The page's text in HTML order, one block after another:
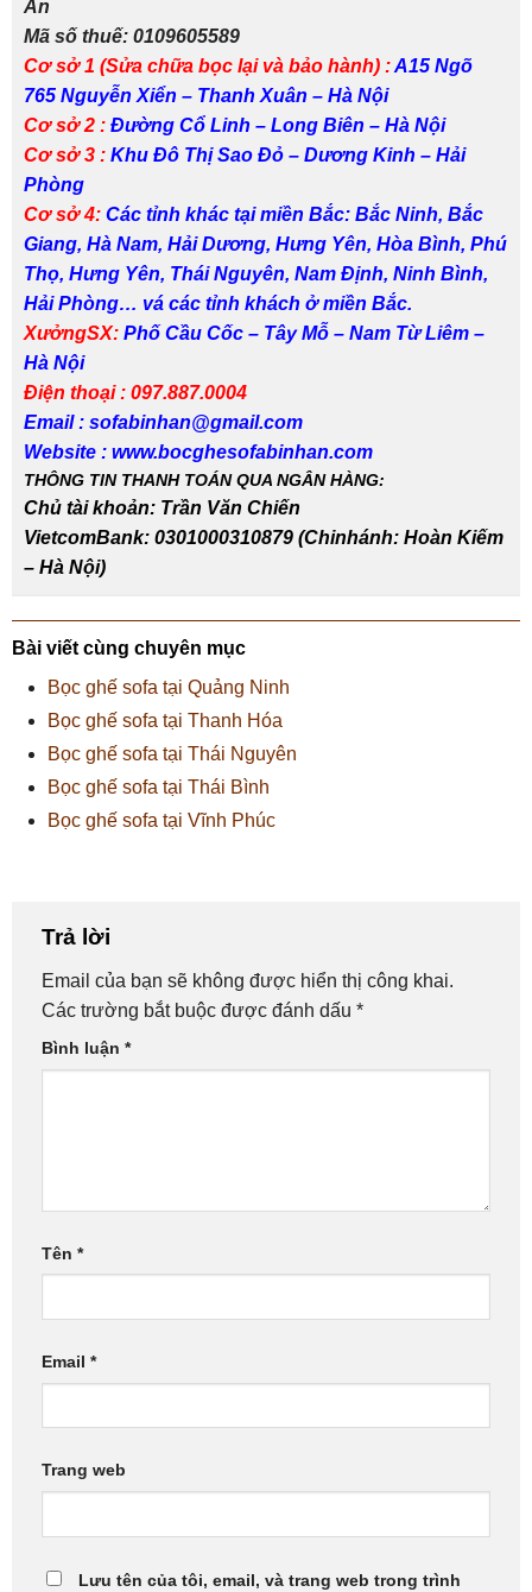
An
Mã số thuế: 0109605589
Cơ sở 1 (Sửa chữa bọc lại và bảo hành) :A15 Ngõ
765 Nguyễn Xiển – Thanh Xuân – Hà Nội
Cơ sở 2 : Đường Cổ Linh – Long Biên – Hà Nội
Cơ sở 3 : Khu Đô Thị Sao Đỏ – Dương Kinh – Hải
Phòng
Cơ sở 4: Các tỉnh khác tại miền Bắc: Bắc Ninh, Bắc
Giang, Hà Nam, Hải Dương, Hưng Yên, Hòa Bình, Phú
Thọ, Hưng Yên, Thái Nguyên, Nam Định, Ninh Bình,
Hải Phòng… vá các tỉnh khách ở miền Bắc.
XưởngSX: Phố Cầu Cốc – Tây Mỗ – Nam Từ Liêm –
Hà Nội
Điện thoại : 097.887.0004
Email : sofabinhan@gmail.com
Website : www.bocghesofabinhan.com
THÔNG TIN THANH TOÁN QUA NGÂN HÀNG:
Chủ tài khoản: Trần Văn Chiến
VietcomBank: 0301000310879 (Chinhánh: Hoàn Kiếm
– Hà Nội)
Bài viết cùng chuyên mục
Bọc ghế sofa tại Quảng Ninh
Bọc ghế sofa tại Thanh Hóa
Bọc ghế sofa tại Thái Nguyên
Bọc ghế sofa tại Thái Bình
Bọc ghế sofa tại Vĩnh Phúc
Trả lời
Email của bạn sẽ không được hiển thị công khai.
Các trường bắt buộc được đánh dấu *
Bình luận *
Tên *
Email *
Trang web
Lưu tên của tôi, email, và trang web trong trình